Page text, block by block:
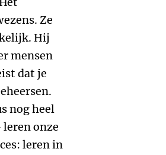
Ze
Hij
mensen
dat je
nog heel
onze
leren in